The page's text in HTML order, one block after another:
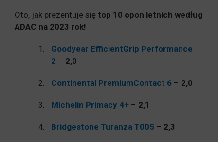
Oto, jak prezentuje się top 10 opon letnich według
ADAC na 2023 rok!
Goodyear EfficientGrip Performance
2 – 2,0
Continental PremiumContact 6 – 2,0
Michelin Primacy 4+ – 2,1
Bridgestone Turanza T005 – 2,3